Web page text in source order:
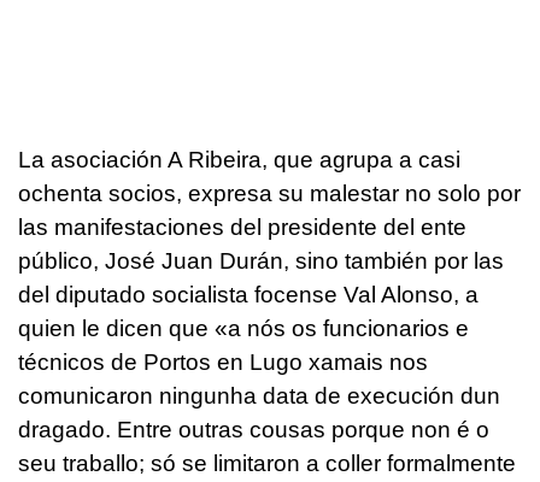
La asociación A Ribeira, que agrupa a casi
ochenta socios, expresa su malestar no solo por
las manifestaciones del presidente del ente
público, José Juan Durán, sino también por las
del diputado socialista focense Val Alonso, a
quien le dicen que «a nós os funcionarios e
técnicos de Portos en Lugo xamais nos
comunicaron ningunha data de execución dun
dragado. Entre outras cousas porque non é o
seu traballo; só se limitaron a coller formalmente